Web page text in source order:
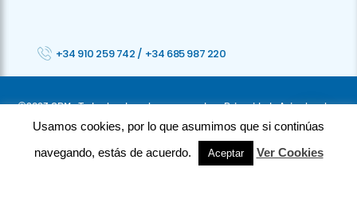
+34 910 259 742 / +34 685 987 220
©2023 CPM · Todos los derechos reservados ·Privacidad· Aviso legal
Cookies· Accesibilidad
Usamos cookies, por lo que asumimos que si continúas
navegando, estás de acuerdo.
Aceptar Ver Cookies